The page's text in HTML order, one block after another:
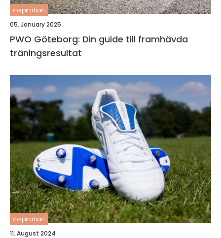
inspiration
05. January 2025
PWO Göteborg: Din guide till framhävda
träningsresultat
inspiration
11. August 2024